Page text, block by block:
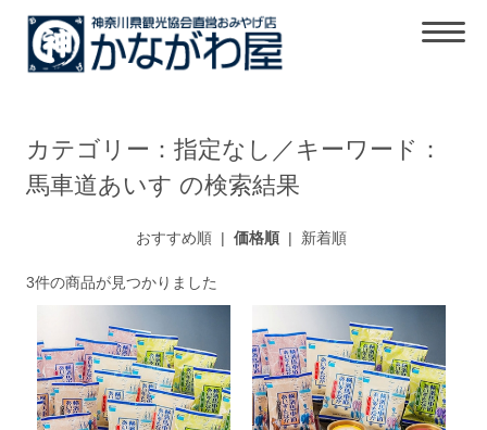
カテゴリー：指定なし／キーワード：
馬車道あいす の検索結果
おすすめ順| 価格順| 新着順
3件の商品が見つかりました